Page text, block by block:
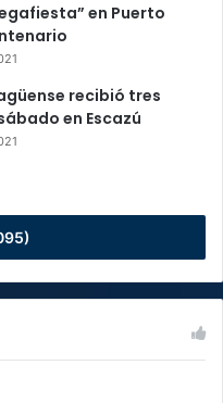
en Puerto
recibió tres
en Escazú